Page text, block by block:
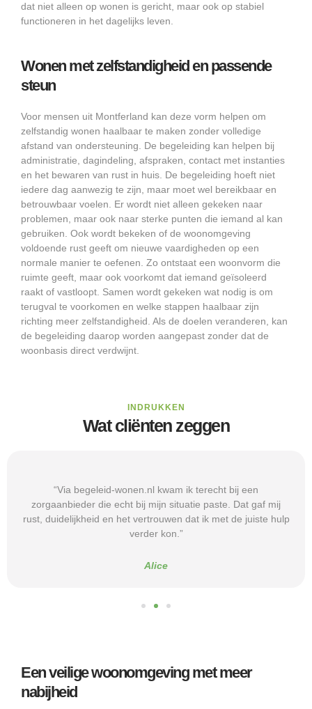
dat niet alleen op wonen is gericht, maar ook op stabiel
functioneren in het dagelijks leven.
Wonen met zelfstandigheid en passende
steun
Voor mensen uit Montferland kan deze vorm helpen om
zelfstandig wonen haalbaar te maken zonder volledige
afstand van ondersteuning. De begeleiding kan helpen bij
administratie, dagindeling, afspraken, contact met instanties
en het bewaren van rust in huis. De begeleiding hoeft niet
iedere dag aanwezig te zijn, maar moet wel bereikbaar en
betrouwbaar voelen. Er wordt niet alleen gekeken naar
problemen, maar ook naar sterke punten die iemand al kan
gebruiken. Ook wordt bekeken of de woonomgeving
voldoende rust geeft om nieuwe vaardigheden op een
normale manier te oefenen. Zo ontstaat een woonvorm die
ruimte geeft, maar ook voorkomt dat iemand geïsoleerd
raakt of vastloopt. Samen wordt gekeken wat nodig is om
terugval te voorkomen en welke stappen haalbaar zijn
richting meer zelfstandigheid. Als de doelen veranderen, kan
de begeleiding daarop worden aangepast zonder dat de
woonbasis direct verdwijnt.
INDRUKKEN
Wat cliënten zeggen
“Via begeleid-wonen.nl kwam ik terecht bij een
zorgaanbieder die echt bij mijn situatie paste. Dat gaf mij
rust, duidelijkheid en het vertrouwen dat ik met de juiste hulp
verder kon.”
Alice
Een veilige woonomgeving met meer
nabijheid